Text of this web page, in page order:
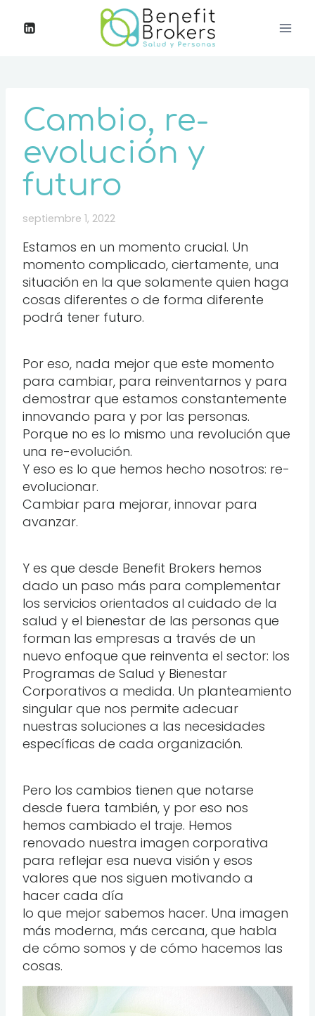
Cambio, re-
evolución y
futuro
septiembre 1, 2022
Estamos en un momento crucial. Un
momento complicado, ciertamente, una
situación en la que solamente quien haga
cosas diferentes o de forma diferente
podrá tener futuro.
Por eso, nada mejor que este momento
para cambiar, para reinventarnos y para
demostrar que estamos constantemente
innovando para y por las personas.
Porque no es lo mismo una revolución que
una re-evolución.
Y eso es lo que hemos hecho nosotros: re-
evolucionar.
Cambiar para mejorar, innovar para
avanzar.
Y es que desde Benefit Brokers hemos
dado un paso más para complementar
los servicios orientados al cuidado de la
salud y el bienestar de las personas que
forman las empresas a través de un
nuevo enfoque que reinventa el sector: los
Programas de Salud y Bienestar
Corporativos a medida. Un planteamiento
singular que nos permite adecuar
nuestras soluciones a las necesidades
específicas de cada organización.
Pero los cambios tienen que notarse
desde fuera también, y por eso nos
hemos cambiado el traje. Hemos
renovado nuestra imagen corporativa
para reflejar esa nueva visión y esos
valores que nos siguen motivando a
hacer cada día
lo que mejor sabemos hacer. Una imagen
más moderna, más cercana, que habla
de cómo somos y de cómo hacemos las
cosas.